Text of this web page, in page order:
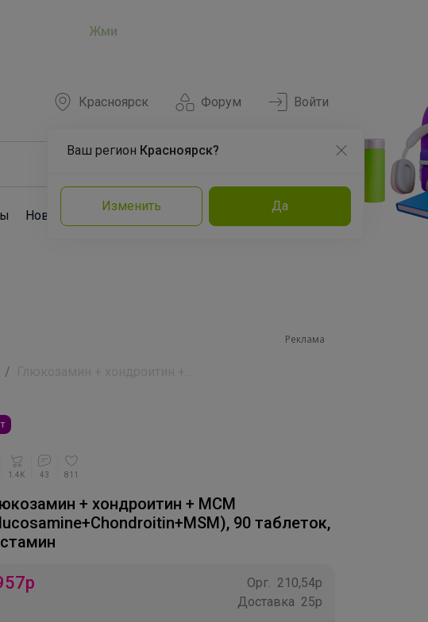
Жми
Форум
Красноярск
Ваш регион Красноярск?
Изменить Да
Войти
Новости Команда Эксперты
Реклама
1.4K 43 811
+ хондроитин + МСМ
90 таблеток,
р Орг. 210,54р
Доставка 25р